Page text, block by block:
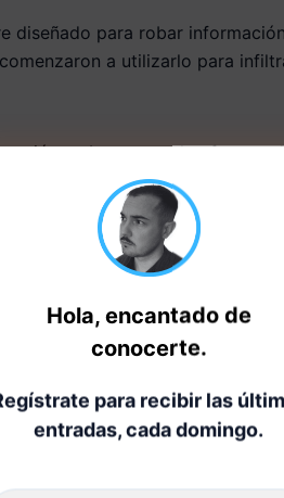
diseñado para robar
a utilizarlo para
en bancos y plataformas
usuarios y robar datos.
de seguridad.
y control (C2).
maliciosos y descargas
más peligrosas.
Hola, encantado de
conocerte.
para recibir las
entradas, cada domingo.